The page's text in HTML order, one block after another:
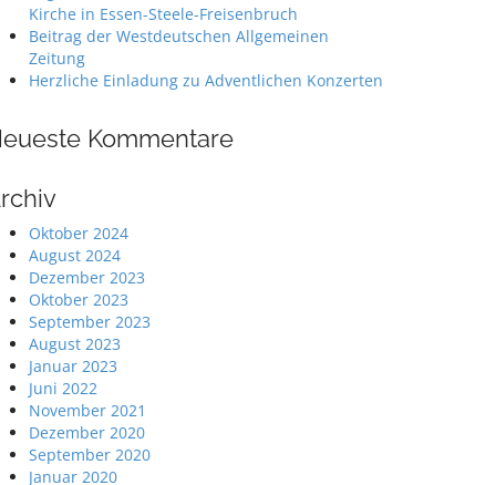
Kirche in Essen-Steele-Freisenbruch
Beitrag der Westdeutschen Allgemeinen
Zeitung
Herzliche Einladung zu Adventlichen Konzerten
Kommentare
Oktober 2024
August 2024
Dezember 2023
Oktober 2023
September 2023
August 2023
Januar 2023
Juni 2022
November 2021
Dezember 2020
September 2020
Januar 2020